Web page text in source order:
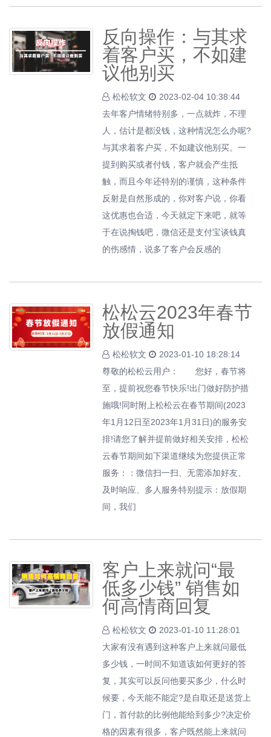
反向操作：与其求
着客户买，不如建
议他别买
松松软文
2023-02-04 10:38:44
去年客户情绪特别多，一点就炸，不理
人，估计是都没钱，这种情况怎么办呢?
与其求着客户买，不如建议他别买。一
提到购买或者付钱，客户就会产生抵
触，而且今年还特别的谨慎，这种条件
反射是自然形成的，你对客户说，你看
这优惠也合适，今天就定下来吧，就等
于在说掏钱吧，微信还是支付宝谈钱真
的伤感情，说多了客户会反感的
松松云2023年春节
放假通知
松松软文
2023-01-10 18:28:14
尊敬的松松云用户： 您好，春节将
至，提前祝您春节快乐!出门做好防护措
施哦!同时附上松松云在春节期间(2023
年1月12日至2023年1月31日)的服务安
排!请您了解并提前做好相关安排，松松
云春节期间如下渠道继续为您提供正常
服务：：微信扫一扫、无需添加好友、
及时响应、多人服务特别提示：放假期
间，我们
客户上来就问“最
低多少钱” 销售如
何高情商回复
松松软文
2023-01-10 11:28:01
大家有没有遇到这种客户上来就问最低
多少钱，一时间不知道该如何更好的答
复，其实可以反问他要买多少，什么时
候要，今天能不能定?是自取还是送货上
门，首付款的比例他能给到多少?决定价
格的因素有很多，客户既然能上来就问